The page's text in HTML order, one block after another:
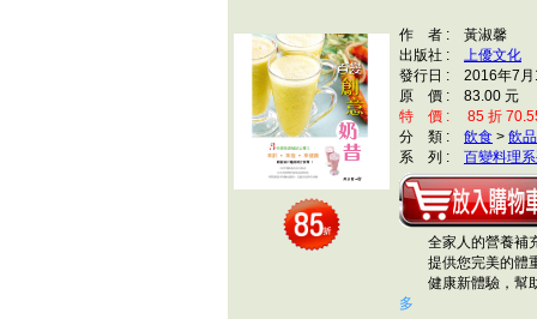
作 者 : 黃淑馨
出版社 : 上優文化
發行日 : 2016年7月
原 價 : 83.00 元
特 價 : 85 折
分 類 : 飲食 > 飲
系 列 : 百變料理
全家人的營養補
提供您完美的體重
健康新體驗，幫
多